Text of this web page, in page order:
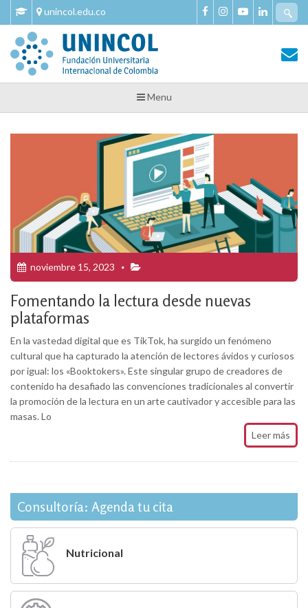
Skip
content
unincol.edu.co
Tu Salud y Bienestar
Tu Salud y Bienestar – Unincol
Menu
noviembre 15, 2023
Fomentando la lectura desde nuevas
plataformas
En la vastedad digital que es TikTok, ha surgido un fenómeno
cultural que ha capturado la atención de lectores ávidos y curiosos
por igual: los «Booktokers». Este singular grupo de creadores de
contenido ha desafiado las convenciones tradicionales al convertir
la promoción de la lectura en un arte cautivador y accesible para las
masas. Lo
Leer más
Consultoría: Agenda tu cita
Nutricional